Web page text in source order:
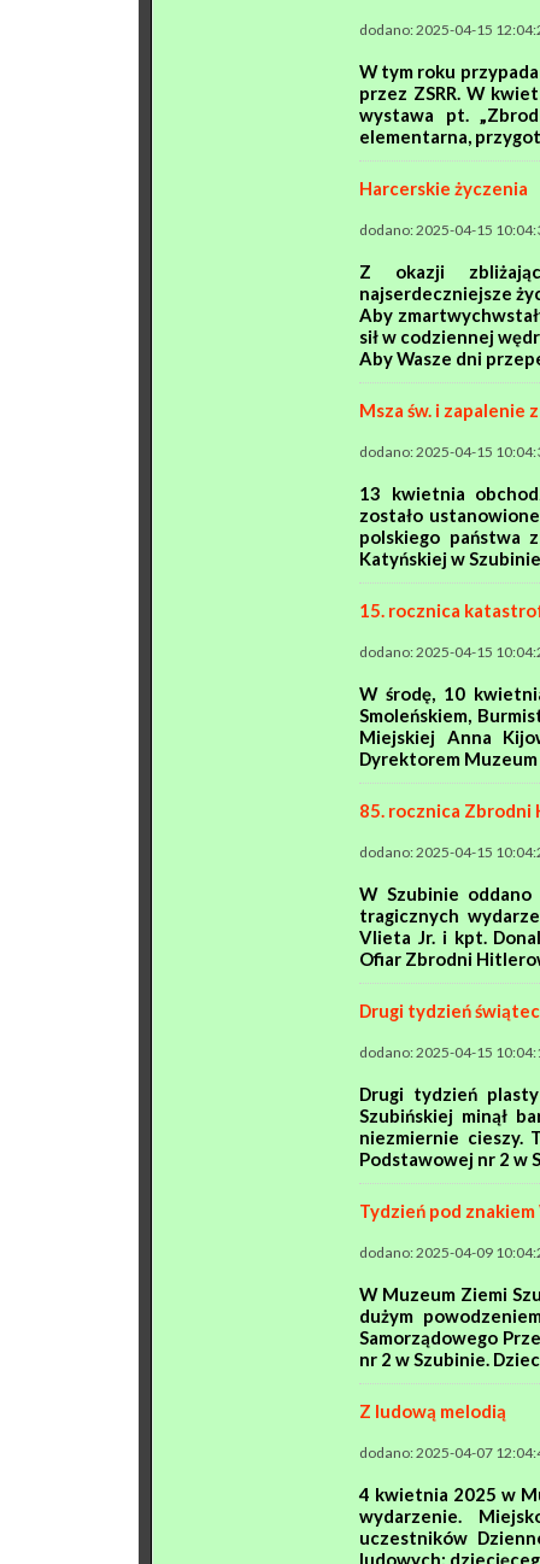
dodano: 2025-04-15
W tym roku
przez ZSRR. W
wystawa pt.
elementarna,
Harcerskie życzenia
dodano: 2025-04-15
Z okazji
najserdeczniejsze
Aby
sił w codziennej
Aby Wasze dni
Msza św. i zapalenie
dodano: 2025-04-15
13 kwietnia
zostało
polskiego państwa
Katyńskiej w
15. rocznica
dodano: 2025-04-15
W środę, 10
Smoleńskiem,
Miejskiej Anna
Dyrektorem Muzeum
85. rocznica Zbrodni
dodano: 2025-04-15
W Szubinie
tragicznych
Vlieta Jr. i kpt.
Ofiar Zbrodni
Drugi tydzień
dodano: 2025-04-15
Drugi tydzień
Szubińskiej minął
niezmiernie cieszy.
Podstawowej nr 2 w
Tydzień pod
dodano: 2025-04-09
W Muzeum Ziemi
dużym
Samorządowego
nr 2 w Szubinie.
Z ludową melodią
dodano: 2025-04-07
4 kwietnia 2025 w
wydarzenie.
uczestników
ludowych: